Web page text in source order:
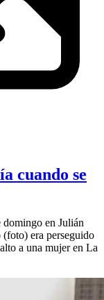
cuando se
domingo en Julián
era perseguido
a una mujer en La